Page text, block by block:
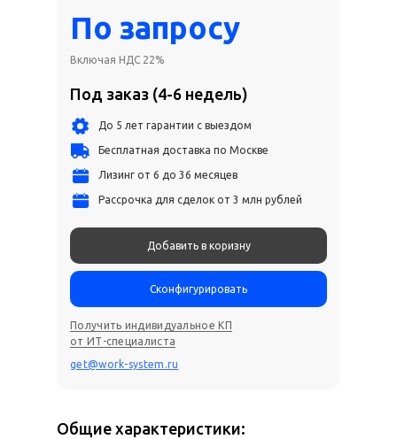
Общие характеристики:
Под заказ (4-6 недель)
По запросу
Включая НДС 22%
До 5 лет гарантии с выездом
Получить индивидуальное КП
от ИТ-специалиста
get@work-system.ru
Бесплатная доставка по Москве
Лизинг от 6 до 36 месяцев
Рассрочка для сделок от 3 млн рублей
Добавить в коризну
Сконфигурировать